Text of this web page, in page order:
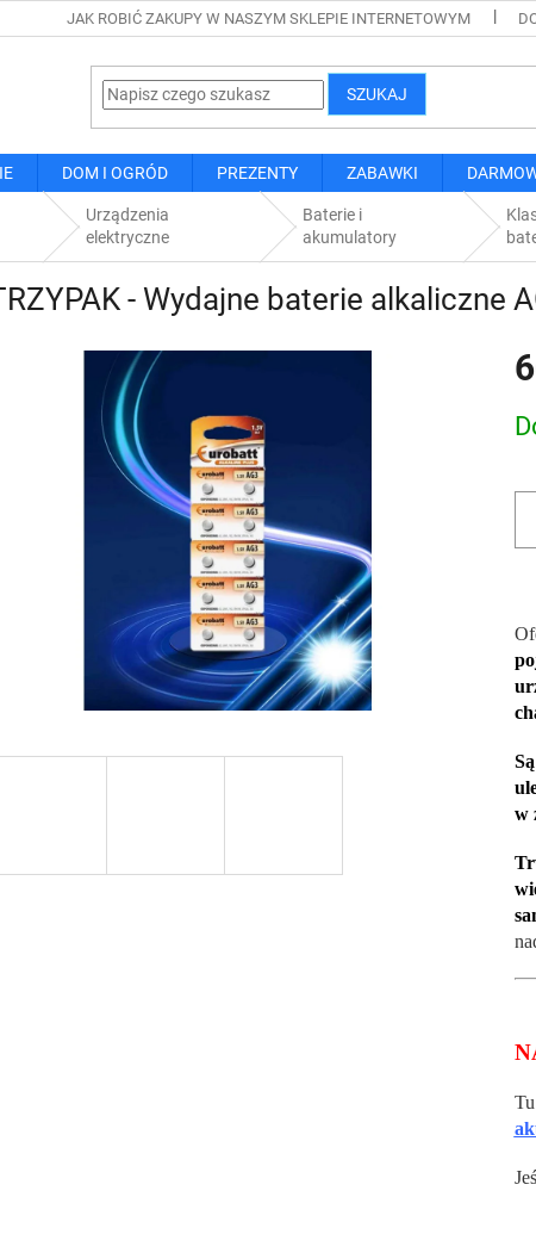
JAK ROBIĆ ZAKUPY W NASZYM SKLEPIE INTERNETOWYM
SZUKAJ
DOM I OGRÓD PREZENTY ZABAWKI
Urządzenia
elektryczne
Baterie i
akumulatory
- Wydajne baterie alkaliczne
w